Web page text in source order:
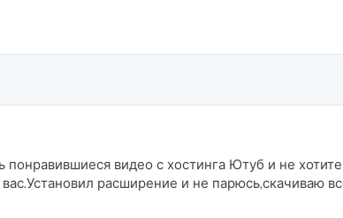
понравившиеся видео с хостинга Ютуб и не
расширение и не парюсь,скачиваю